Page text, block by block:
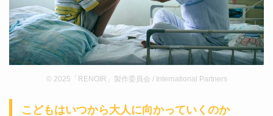
© 2025「RENOIR」製作委員会 / International Partners
こどもはいつから大人に向かっていくのか